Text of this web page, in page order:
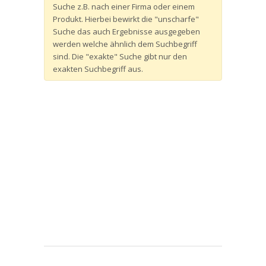
Suche z.B. nach einer Firma oder einem
Produkt. Hierbei bewirkt die "unscharfe"
Suche das auch Ergebnisse ausgegeben
werden welche ähnlich dem Suchbegriff
sind. Die "exakte" Suche gibt nur den
exakten Suchbegriff aus.